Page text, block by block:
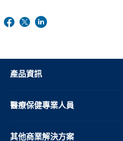
產品資訊
醫療保健專業人員
其他商業解決方案